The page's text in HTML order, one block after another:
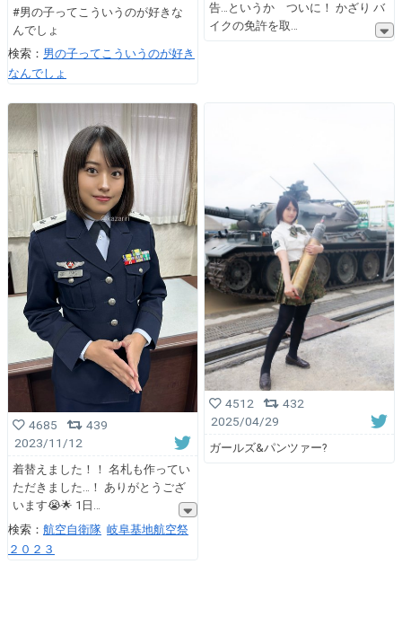
#男の子ってこういうのが好きな
んでしょ
検索： 男の子ってこういうのが好き
なんでしょ
告…というか ついに！ かざり バ
イクの免許を取
4685
439
2023/11/12
着替えました！！ 名札も作ってい
ただきました…！ ありがとうござ
います😭🌟 1日
検索： 航空自衛隊 岐阜基地航空祭
２０２３
4512
432
2025/04/29
ガールズ&パンツァー?